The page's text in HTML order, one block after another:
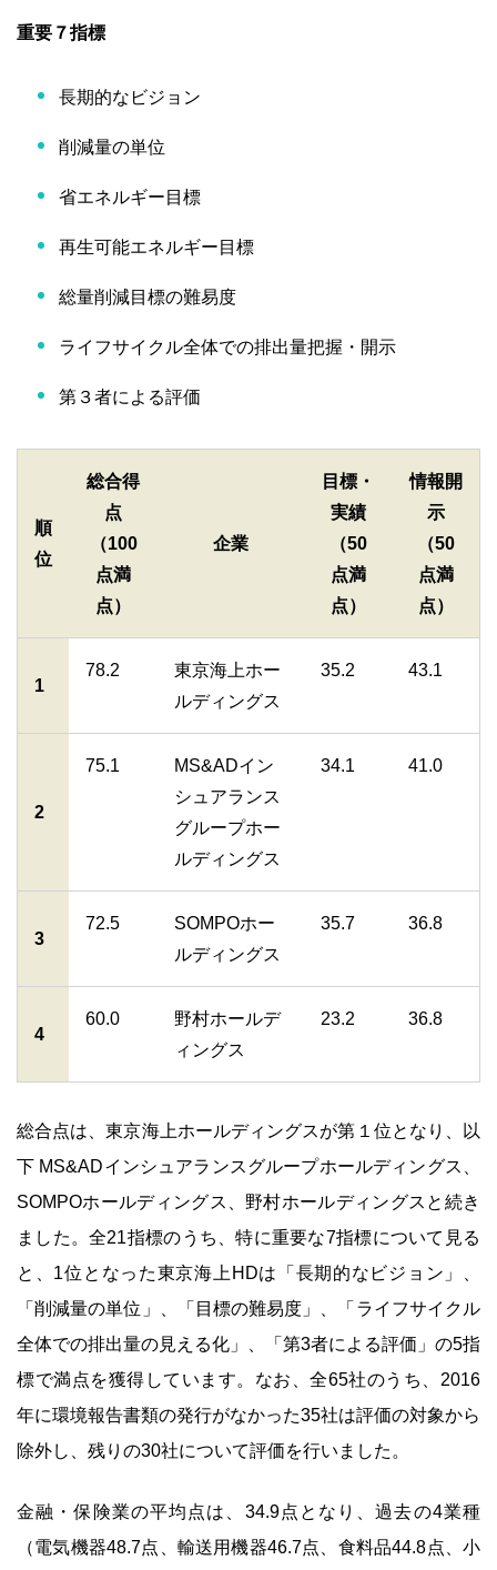
重要７指標
長期的なビジョン
削減量の単位
省エネルギー目標
再生可能エネルギー目標
総量削減目標の難易度
ライフサイクル全体での排出量把握・開示
第３者による評価
順
位
総合得
点
（100
点満
点）
企業
目標・
実績
（50
点満
点）
情報開
示
（50
点満
点）
1
78.2
東京海上ホー
ルディングス
35.2 43.1
2
75.1
MS&ADイン
シュアランス
グループホー
ルディングス
34.1 41.0
3
72.5
SOMPOホー
ルディングス
35.7 36.8
4
60.0
野村ホールデ
ィングス
23.2 36.8
総合点は、東京海上ホールディングスが第１位となり、以
下 MS&ADインシュアランスグループホールディングス、
SOMPOホールディングス、野村ホールディングスと続き
ました。全21指標のうち、特に重要な7指標について見る
と、1位となった東京海上HDは「長期的なビジョン」、
「削減量の単位」、「目標の難易度」、「ライフサイクル
全体での排出量の見える化」、「第3者による評価」の5指
標で満点を獲得しています。なお、全65社のうち、2016
年に環境報告書類の発行がなかった35社は評価の対象から
除外し、残りの30社について評価を行いました。
金融・保険業の平均点は、34.9点となり、過去の4業種
（電気機器48.7点、輸送用機器46.7点、食料品44.8点、小